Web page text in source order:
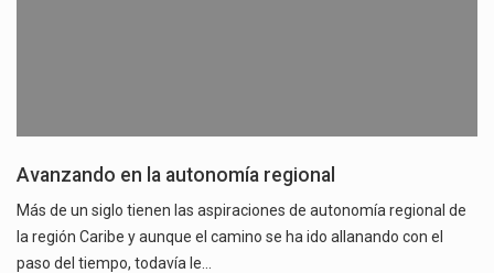
Avanzando en la autonomía regional
Más de un siglo tienen las aspiraciones de autonomía regional de
la región Caribe y aunque el camino se ha ido allanando con el
paso del tiempo, todavía le…